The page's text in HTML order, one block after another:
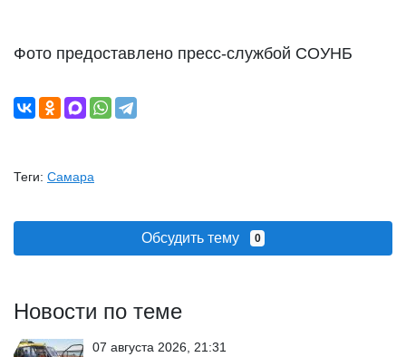
Фото предоставлено пресс-службой СОУНБ
Теги: Самара
Обсудить тему 0
Новости по теме
07 августа 2026, 21:31